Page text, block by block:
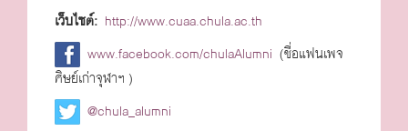
เว็บไซต์: http://www.cuaa.chula.ac.th
www.facebook.com/chulaAlumni (ชื่อแฟนเพจ
ศิษย์เก่าจุฬาฯ )
@chula_alumni